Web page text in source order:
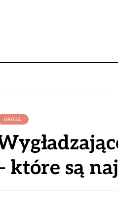
URODA
które są